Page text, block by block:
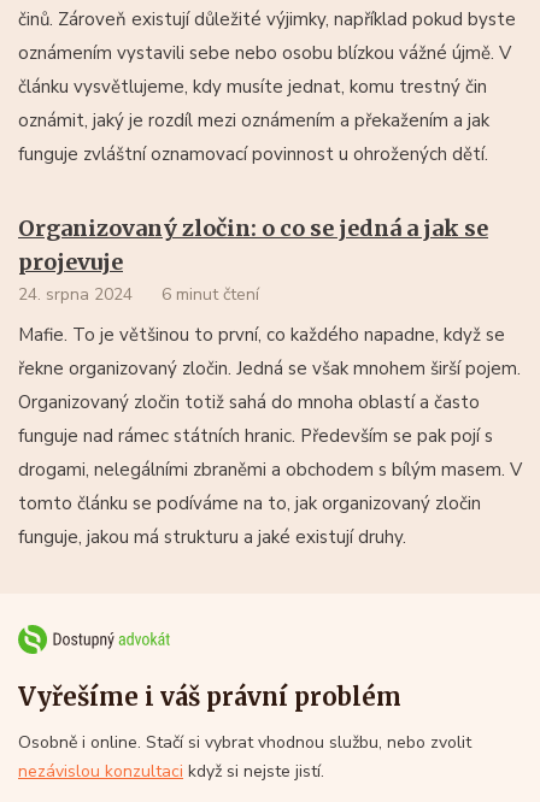
činů. Zároveň existují důležité výjimky, například pokud byste
oznámením vystavili sebe nebo osobu blízkou vážné újmě. V
článku vysvětlujeme, kdy musíte jednat, komu trestný čin
oznámit, jaký je rozdíl mezi oznámením a překažením a jak
funguje zvláštní oznamovací povinnost u ohrožených dětí.
Organizovaný zločin: o co se jedná a jak se
projevuje
24. srpna 2024 6 minut čtení
Mafie. To je většinou to první, co každého napadne, když se
řekne organizovaný zločin. Jedná se však mnohem širší pojem.
Organizovaný zločin totiž sahá do mnoha oblastí a často
funguje nad rámec státních hranic. Především se pak pojí s
drogami, nelegálními zbraněmi a obchodem s bílým masem. V
tomto článku se podíváme na to, jak organizovaný zločin
funguje, jakou má strukturu a jaké existují druhy.
Vyřešíme i váš právní problém
Osobně i online. Stačí si vybrat vhodnou službu, nebo zvolit
nezávislou konzultaci když si nejste jistí.